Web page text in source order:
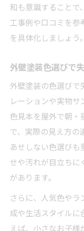
外壁塗装
外壁塗装
事例
長持ち外壁塗
外壁塗装
方
外壁色あ
外壁塗装
外壁塗装
外壁塗装
和も意識することで
工事例や口コミを参
を具体化しましょう。
外壁塗装色選びで
外壁塗装の色選びで
レーションや実物サ
色見本を屋外で朝・
で、実際の見え方の
あせしない色選びも
せや汚れが目立ちに
があります。
さらに、人気色やラ
成や生活スタイルに
えば、小さなお子